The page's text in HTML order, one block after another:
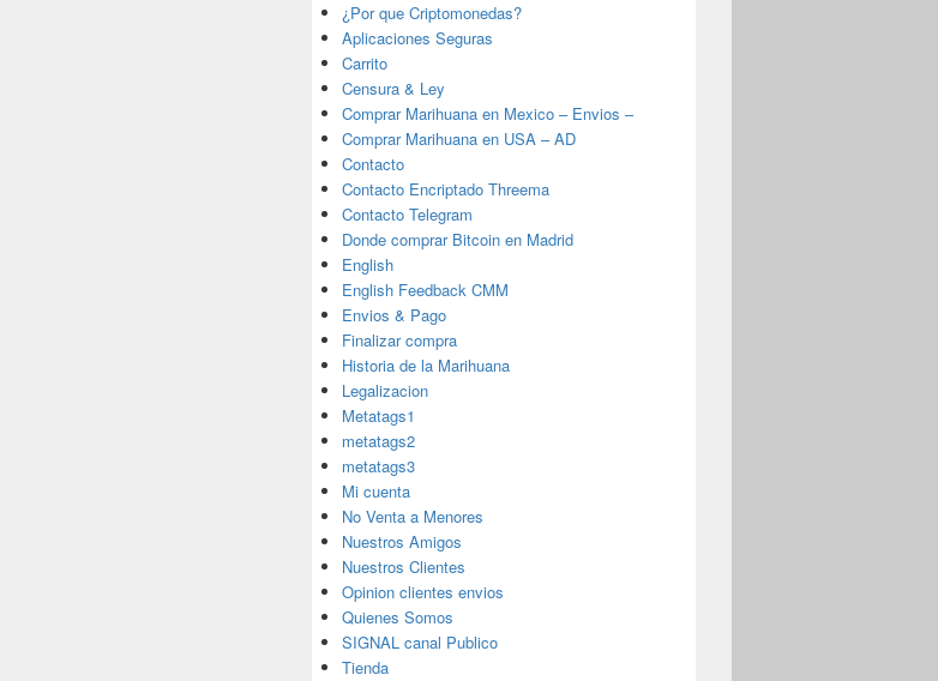
¿Por que Criptomonedas?
Aplicaciones Seguras
Carrito
Censura & Ley
Comprar Marihuana en Mexico – Envios –
Comprar Marihuana en USA – AD
Contacto
Contacto Encriptado Threema
Contacto Telegram
Donde comprar Bitcoin en Madrid
English
English Feedback CMM
Envios & Pago
Finalizar compra
Historia de la Marihuana
Legalizacion
Metatags1
metatags2
metatags3
Mi cuenta
No Venta a Menores
Nuestros Amigos
Nuestros Clientes
Opinion clientes envios
Quienes Somos
SIGNAL canal Publico
Tienda